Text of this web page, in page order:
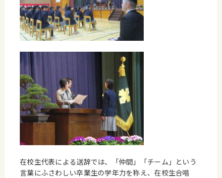
在校生代表による送辞では、「仲間」「チーム」という
言葉にふさわしい卒業生の学年力を称え、在校生合唱